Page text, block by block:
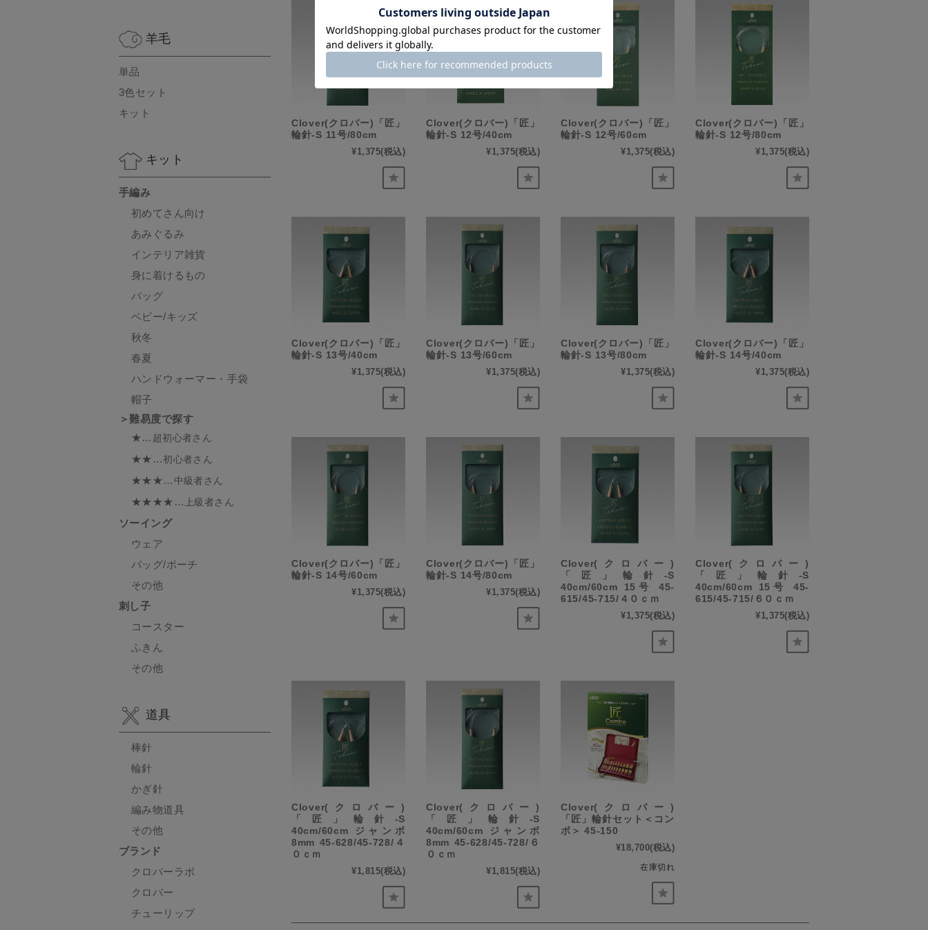
Clover(クロバー)「匠」
輪針-S 11号/80cm
¥1,375(税込)
Clover(クロバー)「匠」
輪針-S 12号/40cm
¥1,375(税込)
Clover(クロバー)「匠」
輪針-S 12号/60cm
¥1,375(税込)
Clover(クロバー)「匠」
輪針-S 12号/80cm
¥1,375(税込)
Clover(クロバー)「匠」
輪針-S 13号/40cm
¥1,375(税込)
Clover(クロバー)「匠」
輪針-S 13号/60cm
¥1,375(税込)
Clover(クロバー)「匠」
輪針-S 13号/80cm
¥1,375(税込)
Clover(クロバー)「匠」
輪針-S 14号/40cm
¥1,375(税込)
Clover(クロバー)「匠」
輪針-S 14号/60cm
¥1,375(税込)
Clover(クロバー)「匠」
輪針-S 14号/80cm
¥1,375(税込)
Clover(クロバー)
「匠」輪針-S
40cm/60cm 15号 45-
615/45-715/４０ｃｍ
¥1,375(税込)
Clover(クロバー)
「匠」輪針-S
40cm/60cm 15号 45-
615/45-715/６０ｃｍ
¥1,375(税込)
Clover(クロバー)
「匠」輪針-S
40cm/60cm ジャンボ
8mm 45-628/45-728/４
０ｃｍ
¥1,815(税込)
Clover(クロバー)
「匠」輪針-S
40cm/60cm ジャンボ
8mm 45-628/45-728/６
０ｃｍ
¥1,815(税込)
Clover(クロバー)
「匠」輪針セット＜コン
ボ＞ 45-150
¥18,700(税込)
在庫切れ
羊毛
単品
3色セット
キット
キット
手編み
初めてさん向け
あみぐるみ
インテリア雑貨
身に着けるもの
バッグ
ベビー/キッズ
秋冬
春夏
ハンドウォーマー・手袋
帽子
＞難易度で探す
★… 超初心者さん
★★…初心者さん
★★★… 中級者さん
★★★★… 上級者さん
ソーイング
ウェア
バッグ/ポーチ
その他
刺し子
コースター
ふきん
その他
道具
棒針
輪針
かぎ針
編み物道具
その他
ブランド
クロバーラボ
クロバー
チューリップ